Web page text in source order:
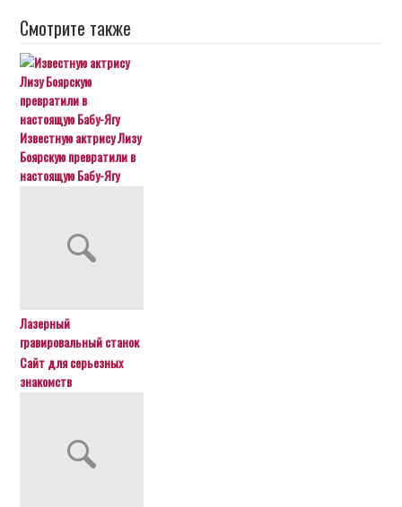
Смотрите также
Известную актрису Лизу
Боярскую превратили в
настоящую Бабу-Ягу
Лазерный
гравировальный станок
Сайт для серьезных
знакомств